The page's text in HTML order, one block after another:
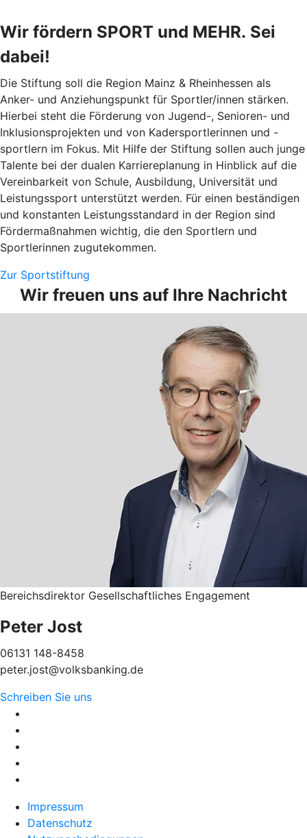
Wir fördern SPORT und MEHR. Sei
dabei!
Die Stiftung soll die Region Mainz & Rheinhessen als
Anker- und Anziehungspunkt für Sportler/innen stärken.
Hierbei steht die Förderung von Jugend-, Senioren- und
Inklusionsprojekten und von Kadersportlerinnen und -
sportlern im Fokus. Mit Hilfe der Stiftung sollen auch junge
Talente bei der dualen Karriereplanung in Hinblick auf die
Vereinbarkeit von Schule, Ausbildung, Universität und
Leistungssport unterstützt werden. Für einen beständigen
und konstanten Leistungsstandard in der Region sind
Fördermaßnahmen wichtig, die den Sportlern und
Sportlerinnen zugutekommen.
Zur Sportstiftung
Wir freuen uns auf Ihre Nachricht
Bereichsdirektor Gesellschaftliches Engagement
Peter Jost
06131 148-8458
peter.jost@volksbanking.de
Schreiben Sie uns
Impressum
Datenschutz